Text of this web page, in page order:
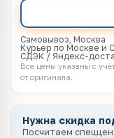
Самовывоз, Москва
Курьер по Москве и
СДЭК / Яндекс-
Все цены указаны с
от оригинала.
Нужна скидка
Посчитаем